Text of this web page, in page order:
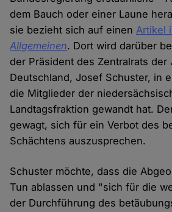
dem Bauch oder einer Laune
sie bezieht sich auf einenArtikel
Allgemeinen. Dort wird darüber
der Präsident des Zentralrats der
Deutschland, Josef Schuster, in
die Mitglieder der
Landtagsfraktion gewandt hat.
gewagt, sich für ein Verbot des
Schächtens auszusprechen.
Schuster möchte, dass die
Tun ablassen und "sich für die
der Durchführung des